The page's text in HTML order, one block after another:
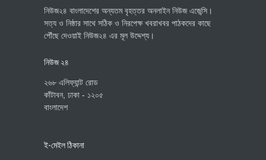
নিউজ২৪ বাংলাদেশের অন্যতম বৃহত্তর অনলাইন নিউজ এজেন্সি।
সত্য ও নিষ্ঠার সাথে সঠিক ও নিরপেক্ষ খবরাখবর পাঠকদের কাছে
পৌঁছে দেওয়াই নিউজ২৪ এর মূল উদ্দেশ্য।
নিউজ ২৪
২৬৮ এলিফ্যান্ট রোড
কাঁটাবন, ঢাকা - ১২০৫
বাংলাদেশ
ই-মেইল ঠিকানা